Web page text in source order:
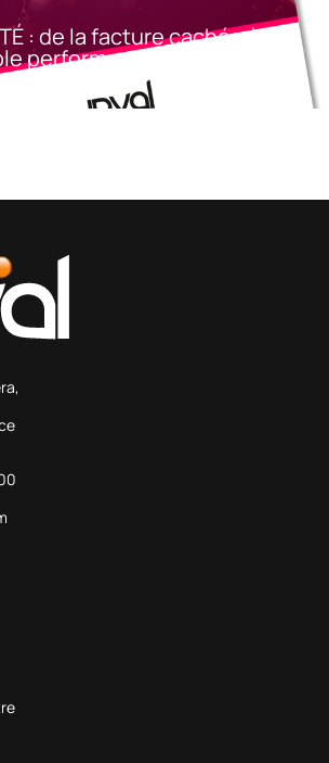
: de la facture cachée à
performance